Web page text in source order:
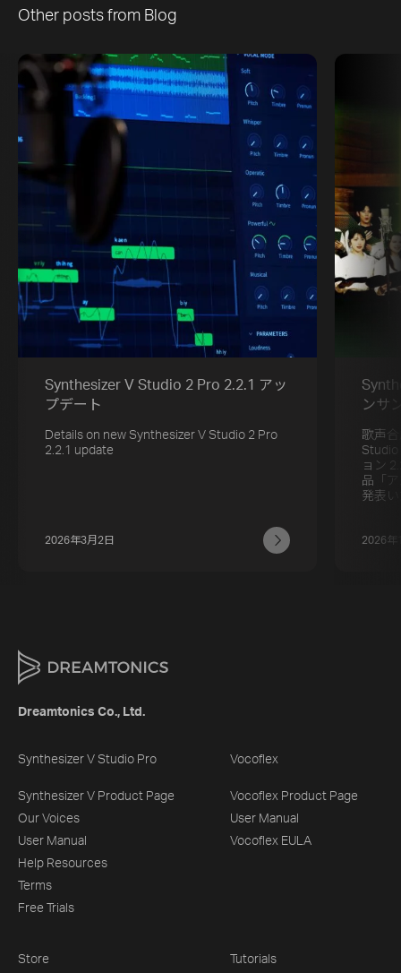
Other posts from Blog
Synthesizer V Studio 2 Pro 2.2.1 アッ
プデート
Details on new Synthesizer V Studio 2 Pro
2.2.1 update
2026年3月2日
ンサ
歌声
Studio
ョン
品「
発表
2026年
Dreamtonics Co., Ltd.
Synthesizer V Studio Pro
Synthesizer V Product Page
Our Voices
User Manual
Help Resources
Terms
Free Trials
Vocoflex
Vocoflex Product Page
User Manual
Vocoflex EULA
Store Tutorials